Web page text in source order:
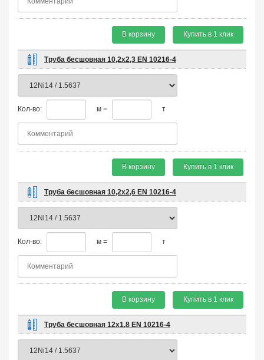
В корзину Купить в 1 клик
Труба бесшовная 10,2х2,3 EN 10216-4
Кол-во: м = т
В корзину Купить в 1 клик
Труба бесшовная 10,2х2,6 EN 10216-4
Кол-во: м = т
В корзину Купить в 1 клик
Труба бесшовная 12х1,8 EN 10216-4